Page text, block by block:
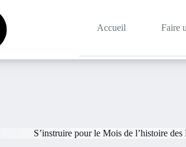
Accueil Faire
S’instruire pour le Mois de l’histoire des